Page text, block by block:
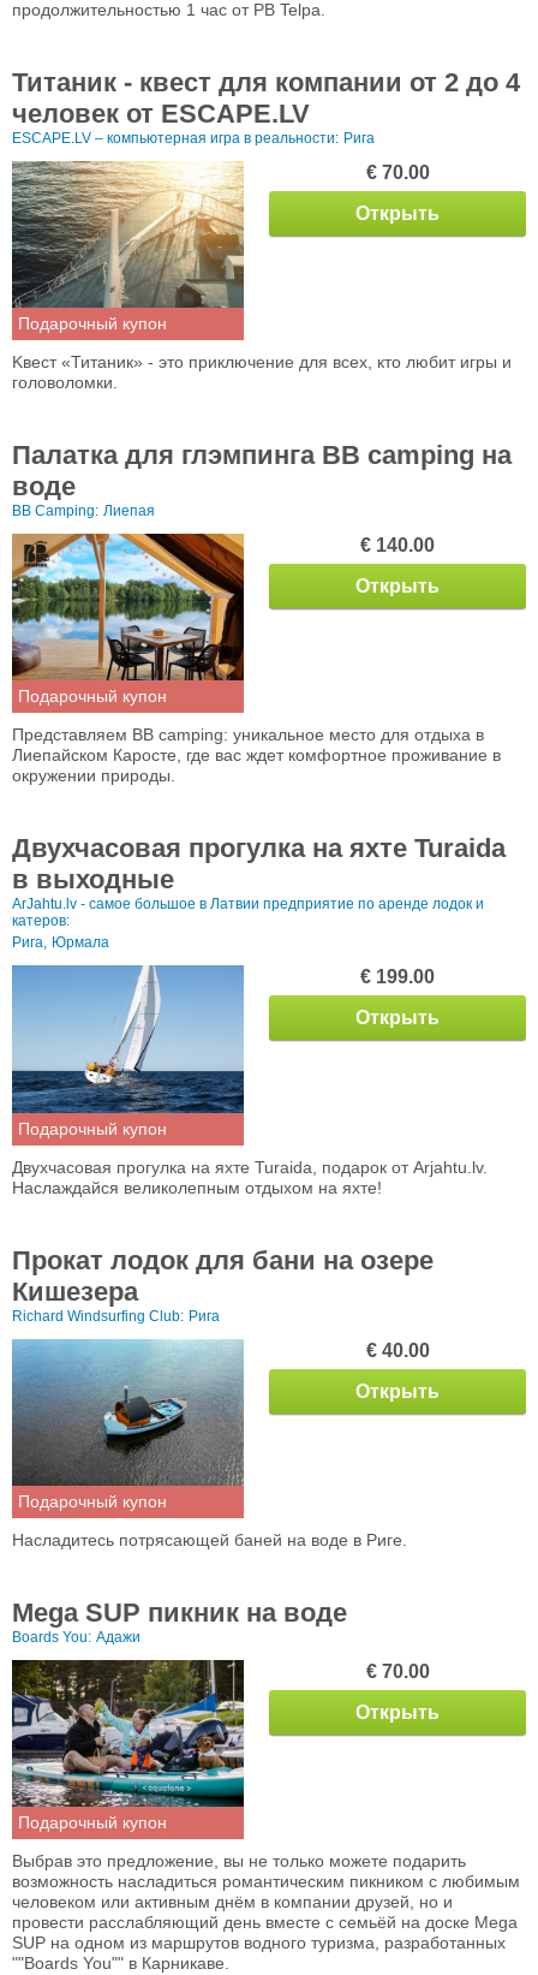
продолжительностью 1 час от PB Telpa.
Титаник - квест для компании от 2 до 4
человек от ESCAPE.LV
ESCAPE.LV – компьютерная игра в реальности: Рига
Подарочный купон
€ 70.00
Открыть
Kвест «Титаник» - это приключение для всех, кто любит игры и
головоломки.
Палатка для глэмпинга BB camping на
воде
BB Camping: Лиепая
Подарочный купон
€ 140.00
Открыть
Представляем BB camping: уникальное место для отдыха в
Лиепайском Каросте, где вас ждет комфортное проживание в
окружении природы.
Двухчасовая прогулка на яхте Turaida
в выходные
ArJahtu.lv - самое большое в Латвии предприятие по аренде лодок и
катеров:
Рига, Юрмала
Подарочный купон
€ 199.00
Открыть
Двухчасовая прогулка на яхте Turaida, подарок от Arjahtu.lv.
Наслаждайся великолепным отдыхом на яхте!
Прокат лодок для бани на озере
Кишезера
Richard Windsurfing Club: Рига
Подарочный купон
€ 40.00
Открыть
Насладитесь потрясающей баней на воде в Риге.
Mega SUP пикник на воде
Boards You: Адажи
Подарочный купон
€ 70.00
Открыть
Выбрав это предложение, вы не только можете подарить
возможность насладиться романтическим пикником с любимым
человеком или активным днём в компании друзей, но и
провести расслабляющий день вместе с семьёй на доске Mega
SUP на одном из маршрутов водного туризма, разработанных
""Boards You"" в Карникаве.